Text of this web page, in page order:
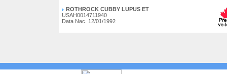
ROTHROCK CUBBY LUPUS ET
USAH0014711940
Data Nac. 12/01/1992